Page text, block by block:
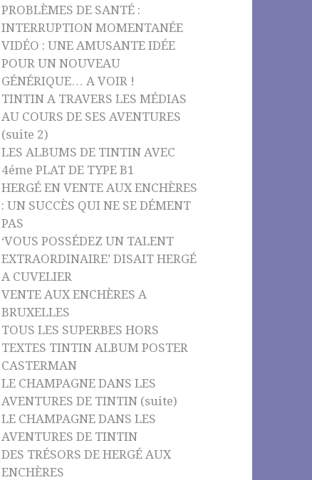
a
n
el
PROBLÈMES DE SANTÉ :
INTERRUPTION MOMENTANÉE
VIDÉO : UNE AMUSANTE IDÉE
POUR UN NOUVEAU
GÉNÉRIQUE… A VOIR !
TINTIN A TRAVERS LES MÉDIAS
AU COURS DE SES AVENTURES
(suite 2)
LES ALBUMS DE TINTIN AVEC
4éme PLAT DE TYPE B1
HERGÉ EN VENTE AUX ENCHÈRES
: UN SUCCÈS QUI NE SE DÉMENT
PAS
‘VOUS POSSÉDEZ UN TALENT
EXTRAORDINAIRE’ DISAIT HERGÉ
A CUVELIER
VENTE AUX ENCHÈRES A
BRUXELLES
TOUS LES SUPERBES HORS
TEXTES TINTIN ALBUM POSTER
CASTERMAN
LE CHAMPAGNE DANS LES
AVENTURES DE TINTIN (suite)
LE CHAMPAGNE DANS LES
AVENTURES DE TINTIN
DES TRÉSORS DE HERGÉ AUX
ENCHÈRES